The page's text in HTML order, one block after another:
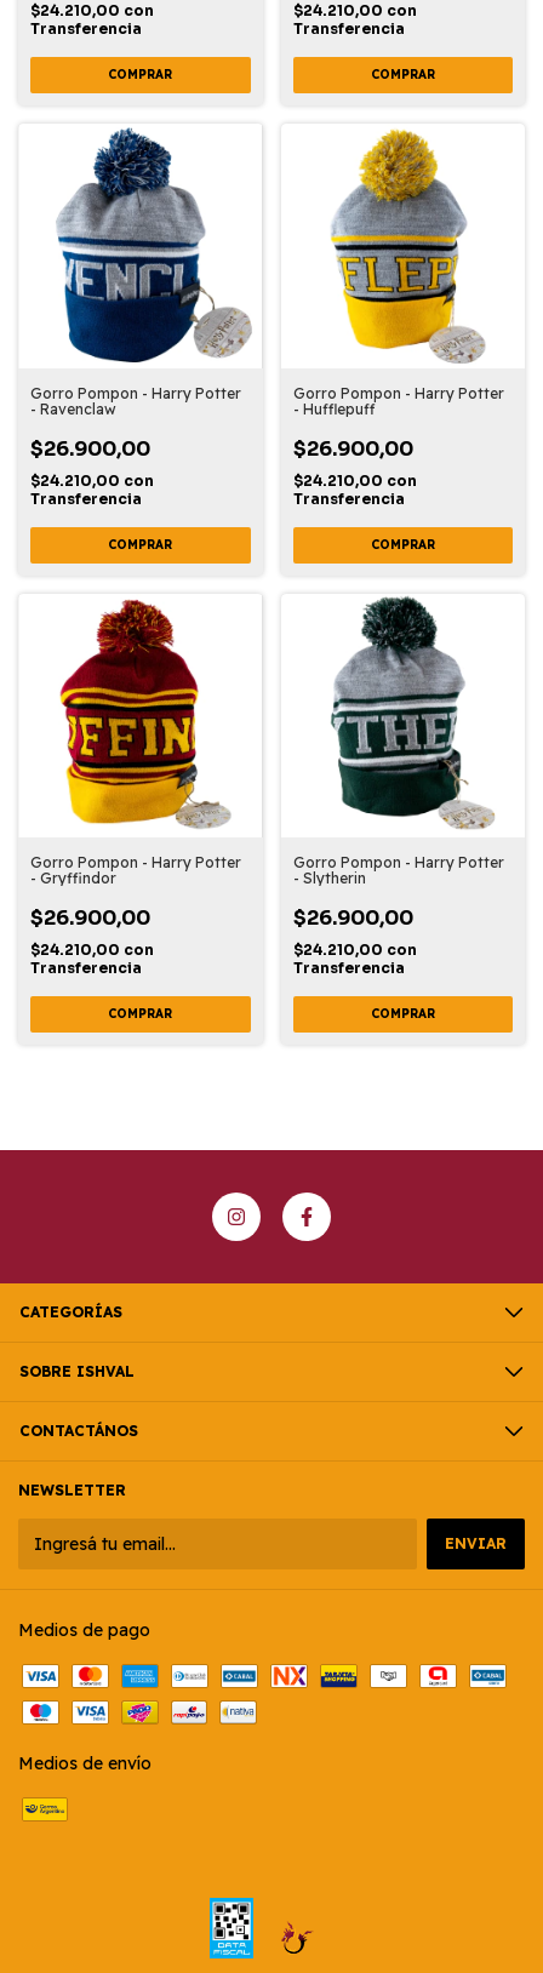
$24.210,00 con
Transferencia
$24.210,00 con
Transferencia
Gorro Pompon - Harry Potter
- Ravenclaw
$26.900,00
$24.210,00 con
Transferencia
Gorro Pompon - Harry Potter
- Hufflepuff
$26.900,00
$24.210,00 con
Transferencia
Gorro Pompon - Harry Potter
- Gryffindor
$26.900,00
$24.210,00 con
Transferencia
Gorro Pompon - Harry Potter
- Slytherin
$26.900,00
$24.210,00 con
Transferencia
CATEGORÍAS
SOBRE ISHVAL
CONTACTÁNOS
NEWSLETTER
Medios de pago
Medios de envío